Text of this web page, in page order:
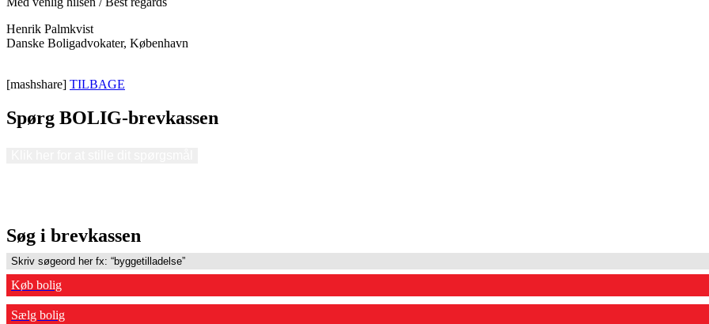
Henrik Palmkvist
Danske Boligadvokater, København
[mashshare] TILBAGE
Spørg BOLIG-brevkassen
Søg i brevkassen
Køb bolig
Sælg bolig